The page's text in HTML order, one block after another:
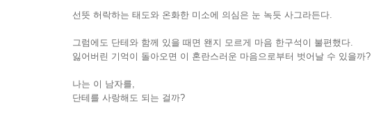
선뜻 허락하는 태도와 온화한 미소에 의심은 눈 녹듯 사그라든다.
그럼에도 단테와 함께 있을 때면 왠지 모르게 마음 한구석이 불편했다.
잃어버린 기억이 돌아오면 이 혼란스러운 마음으로부터 벗어날 수 있을까?
나는 이 남자를,
단테를 사랑해도 되는 걸까?